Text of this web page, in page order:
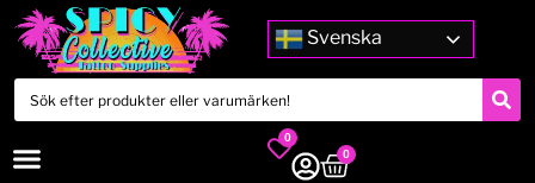
Svenska
0
0